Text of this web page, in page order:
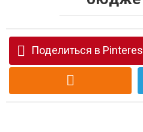
Поделиться в